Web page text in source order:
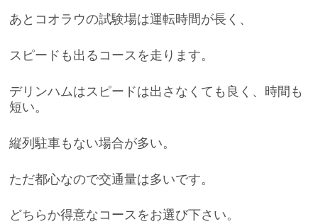
あとコオラウの試験場は運転時間が長く、
スピードも出るコースを走ります。
デリンハムはスピードは出さなくても良く、時間も
短い。
縦列駐車もない場合が多い。
ただ都心なので交通量は多いです。
どちらか得意なコースをお選び下さい。